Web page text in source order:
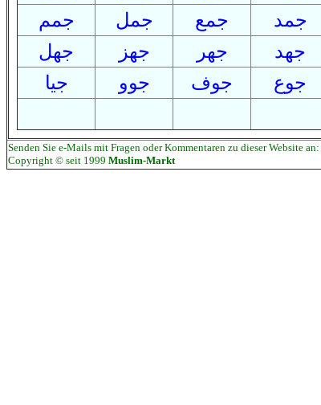
جمم
جمل جمع جمد
جهل
جهز جهر جهد
جيا جوو جوف جوع
Senden Sie e-Mails mit Fragen oder Kommentaren zu dieser Website an:
Copyright © seit 1999 Muslim-Markt